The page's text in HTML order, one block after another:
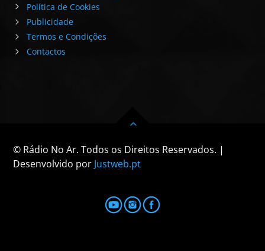
Política de Cookies
Publicidade
Termos e Condições
Contactos
© Rádio No Ar. Todos os Direitos Reservados. |
Desenvolvido por Justweb.pt